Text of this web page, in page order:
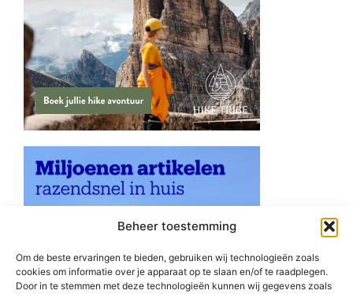
Beheer toestemming
Om de beste ervaringen te bieden, gebruiken wij technologieën zoals
cookies om informatie over je apparaat op te slaan en/of te raadplegen.
Door in te stemmen met deze technologieën kunnen wij gegevens zoals